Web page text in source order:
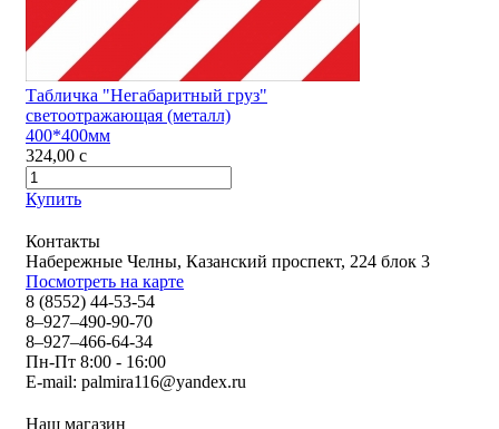
Табличка "Негабаритный груз"
светоотражающая (металл)
400*400мм
324,00 c
Купить
Контакты
Набережные Челны, Казанский проспект, 224 блок 3
Посмотреть на карте
8 (8552) 44-53-54
8–927–490-90-70
8–927–466-64-34
Пн-Пт 8:00 - 16:00
E-mail: palmira116@yandex.ru
Наш магазин